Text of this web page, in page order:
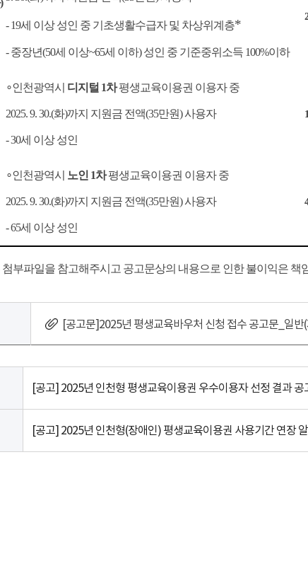
)
- 19세 이상 성인 중 기초생활수급자 및 차상위계층*
-중장년(50세 이상~65세 이하)성인 중 기준중위소득 100%이하
∘인천광역시 디지털 1차평생교육이용권 이용자 중
2025. 9. 30.(화)까지 지원금 전액(35만원)사용자
- 30세 이상 성인
∘인천광역시 노인 1차 평생교육이용권 이용자 중
2025. 9. 30.(화)까지 지원금 전액(35만원)사용자
- 65세 이상 성인
부파일을 참고해주시고 공고문상의 내용으로 인한 불이익은 책
[공고문]2025년 평생교육바우처 신청 접수 공고문_일
[공고] 2025년 인천형 평생교육이용권 우수이용자 선정 결과 공
[공고] 2025년 인천형(장애인) 평생교육이용권 사용기간 연장